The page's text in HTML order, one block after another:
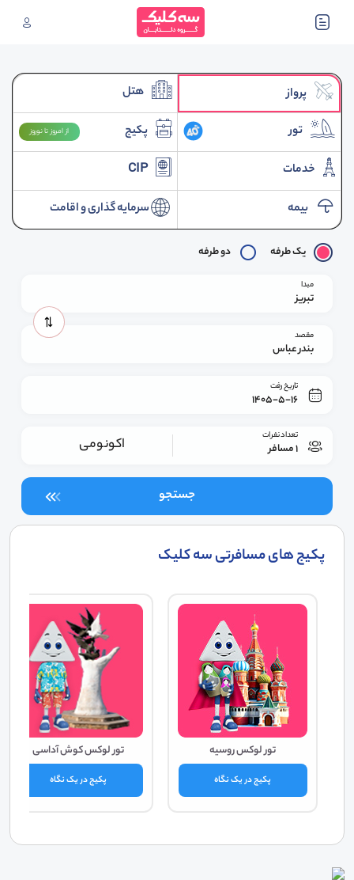
پرواز هتل
تور پکیج از امروز تا نوروز
خدمات CIP
بیمه سرمایه گذاری و اقامت
یک طرفه دو طرفه
مبدا
تبریز
مقصد
بندر عباس
تاریخ رفت
1405-5-16
تعداد نفرات
1 مسافر اکونومی
جستجو
پکیج های مسافرتی سه کلیک
تور لوکس روسیه
پکیج در یک نگاه
تور لوکس کوش آداسی
پکیج در یک نگاه